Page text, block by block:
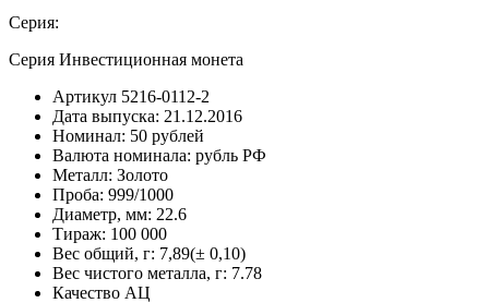
Серия:
Серия Инвестиционная монета
Артикул 5216-0112-2
Дата выпуска: 21.12.2016
Номинал: 50 рублей
Валюта номинала: рубль РФ
Металл: Золото
Проба: 999/1000
Диаметр, мм: 22.6
Тираж: 100 000
Вес общий, г: 7,89(± 0,10)
Вес чистого металла, г: 7.78
Качество АЦ